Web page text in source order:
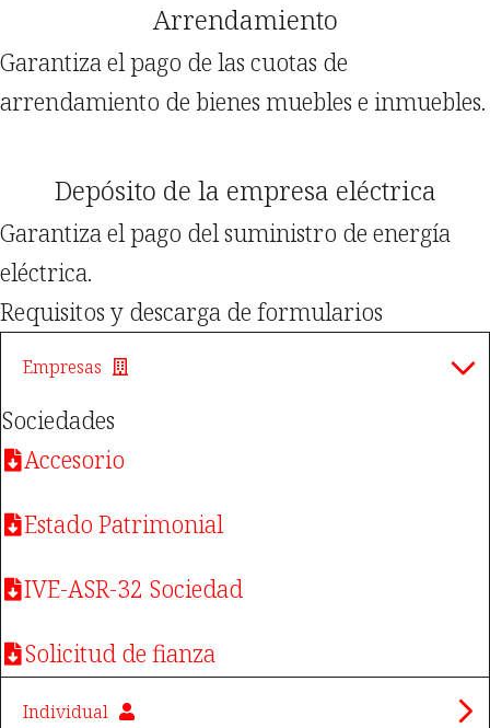
Arrendamiento
Garantiza el pago de las cuotas de
arrendamiento de bienes muebles e inmuebles.
Depósito de la empresa eléctrica
Garantiza el pago del suministro de energía
eléctrica.
Requisitos y descarga de formularios
Empresas
Sociedades
Accesorio
Estado Patrimonial
IVE-ASR-32 Sociedad
Solicitud de fianza
Individual